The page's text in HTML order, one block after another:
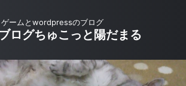
ゲームとwordpressのブログ
ログちゅこっと陽だまる